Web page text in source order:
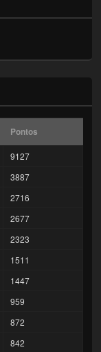
Pontos
9127
3887
2716
2677
2323
1511
1447
959
872
842